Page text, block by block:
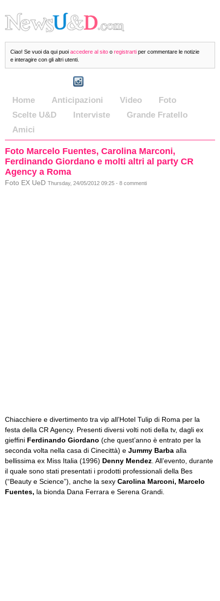
Ciao! Se vuoi da qui puoi accedere al sito o registrarti per commentare le notizie
e interagire con gli altri utenti.
Home Anticipazioni Video
Foto
Scelte U&D
Interviste
Grande Fratello
Amici
Foto Marcelo Fuentes, Carolina Marconi,
Ferdinando Giordano e molti altri al party CR
Agency a Roma
Foto EX UeD Thursday, 24/05/2012 09:25 - 8 commenti
Chiacchiere e divertimento tra vip all’Hotel Tulip di Roma per la
festa della CR Agency. Presenti diversi volti noti della tv, dagli ex
gieffini Ferdinando Giordano (che quest’anno è entrato per la
seconda volta nella casa di Cinecittà) e Jummy Barba alla
bellissima ex Miss Italia (1996) Denny Mendez . All’evento, durante
il quale sono stati presentati i prodotti professionali della Bes
(“Beauty e Science”), anche la sexy Carolina Marconi, Marcelo
Fuentes, la bionda Dana Ferrara e Serena Grandi.